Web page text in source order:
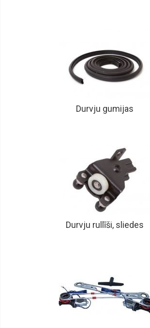
Durvju gumijas
Durvju rullīši, sliedes